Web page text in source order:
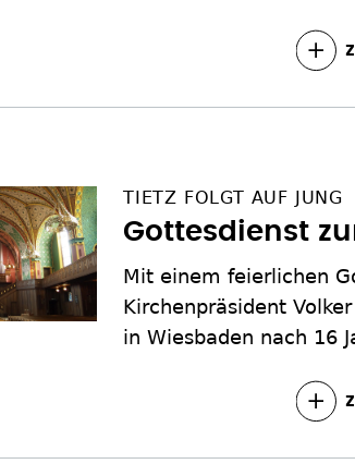
TIETZ FOLGT AUF JUNG
Gottesdienst
Mit einem feierlichen
Kirchenpräsident
in Wiesbaden nach 16